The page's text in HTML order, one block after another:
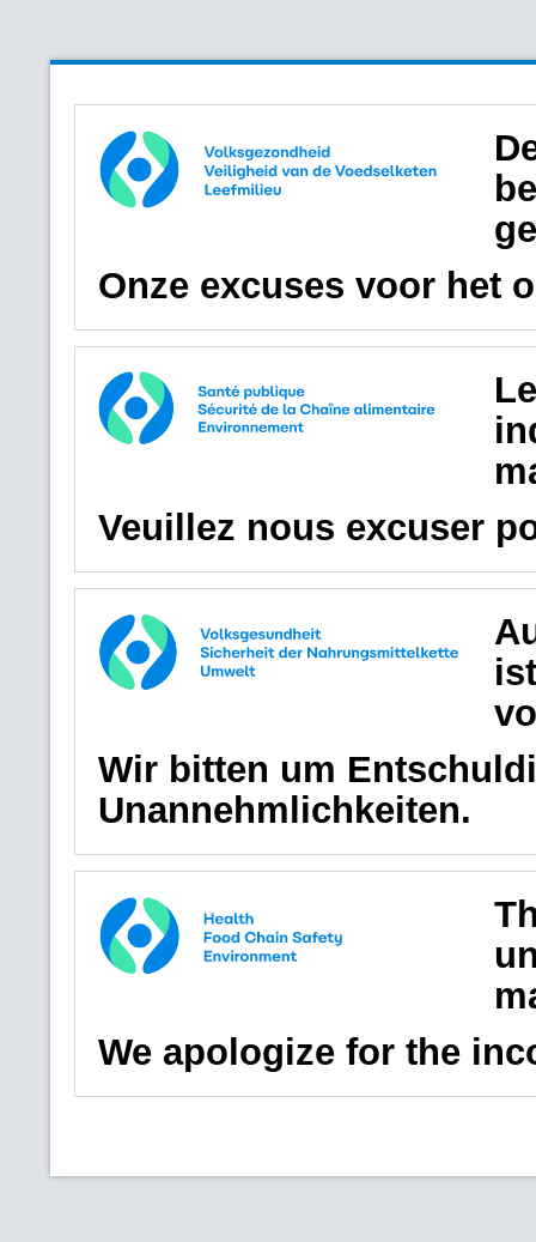
Onze excuses voor het
Veuillez nous excuser
Wir bitten um
Unannehmlichkeiten.
We apologize for the